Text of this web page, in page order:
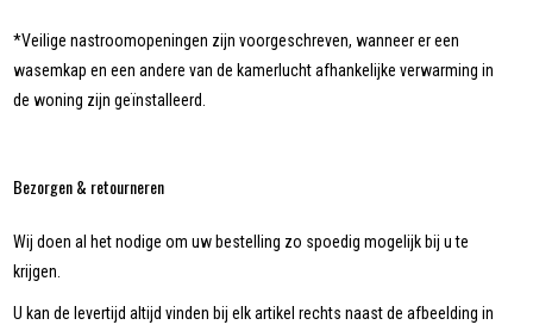
*Veilige nastroomopeningen zijn voorgeschreven, wanneer er een
wasemkap en een andere van de kamerlucht afhankelijke verwarming in
de woning zijn geïnstalleerd.
Bezorgen & retourneren
Wij doen al het nodige om uw bestelling zo spoedig mogelijk bij u te
krijgen.
U kan de levertijd altijd vinden bij elk artikel rechts naast de afbeelding in